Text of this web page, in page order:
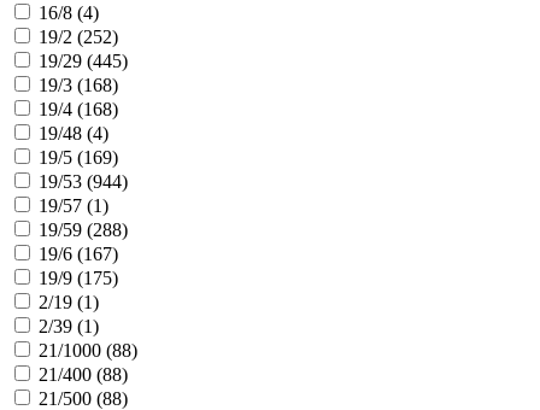
16/8 (4)
19/2 (252)
19/29 (445)
19/3 (168)
19/4 (168)
19/48 (4)
19/5 (169)
19/53 (944)
19/57 (1)
19/59 (288)
19/6 (167)
19/9 (175)
2/19 (1)
2/39 (1)
21/1000 (88)
21/400 (88)
21/500 (88)